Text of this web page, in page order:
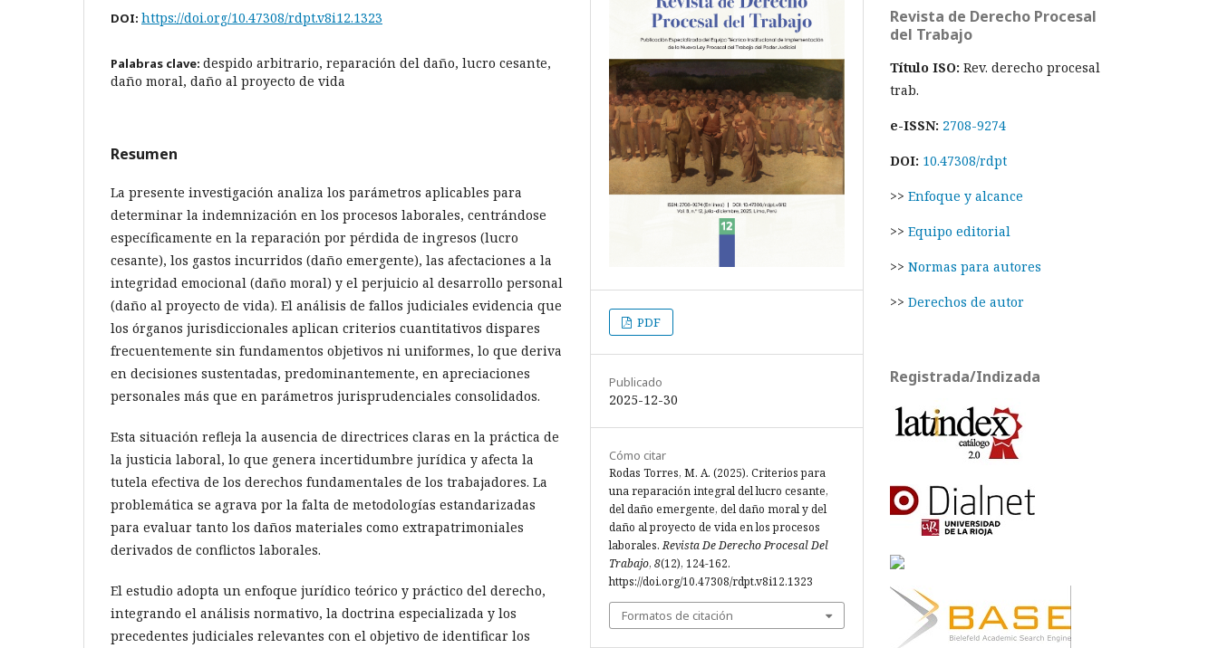
DOI: https://doi.org/10.47308/rdpt.v8i12.1323
Palabras clave: despido arbitrario, reparación del daño, lucro cesante,
daño moral, daño al proyecto de vida
Resumen
La presente investigación analiza los parámetros aplicables para
determinar la indemnización en los procesos laborales, centrándose
específicamente en la reparación por pérdida de ingresos (lucro
cesante), los gastos incurridos (daño emergente), las afectaciones a la
integridad emocional (daño moral) y el perjuicio al desarrollo personal
(daño al proyecto de vida). El análisis de fallos judiciales evidencia que
los órganos jurisdiccionales aplican criterios cuantitativos dispares
frecuentemente sin fundamentos objetivos ni uniformes, lo que deriva
en decisiones sustentadas, predominantemente, en apreciaciones
personales más que en parámetros jurisprudenciales consolidados.
Esta situación refleja la ausencia de directrices claras en la práctica de
la justicia laboral, lo que genera incertidumbre jurídica y afecta la
tutela efectiva de los derechos fundamentales de los trabajadores. La
problemática se agrava por la falta de metodologías estandarizadas
para evaluar tanto los daños materiales como extrapatrimoniales
derivados de conflictos laborales.
El estudio adopta un enfoque jurídico teórico y práctico del derecho,
integrando el análisis normativo, la doctrina especializada y los
precedentes judiciales relevantes con el objetivo de identificar los
PDF
Publicado
2025-12-30
Cómo citar
Rodas Torres, M. A. (2025). Criterios para
una reparación integral del lucro cesante,
del daño emergente, del daño moral y del
daño al proyecto de vida en los procesos
laborales.Revista De Derecho Procesal Del
Trabajo, 8(12), 124-162.
https://doi.org/10.47308/rdpt.v8i12.1323
Formatos de citación
Revista de Derecho Procesal
del Trabajo
Título ISO: Rev. derecho procesal
trab.
e-ISSN: 2708-9274
DOI: 10.47308/rdpt
>> Enfoque y alcance
>> Equipo editorial
>> Normas para autores
>> Derechos de autor
Registrada/Indizada